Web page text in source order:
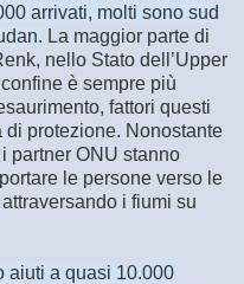
arrivati, molti sono sud
La maggior parte di
nello Stato dell’Upper
è sempre più
fattori questi
protezione. Nonostante
partner ONU stanno
le persone verso le
i fiumi su
aiuti a quasi 10.000